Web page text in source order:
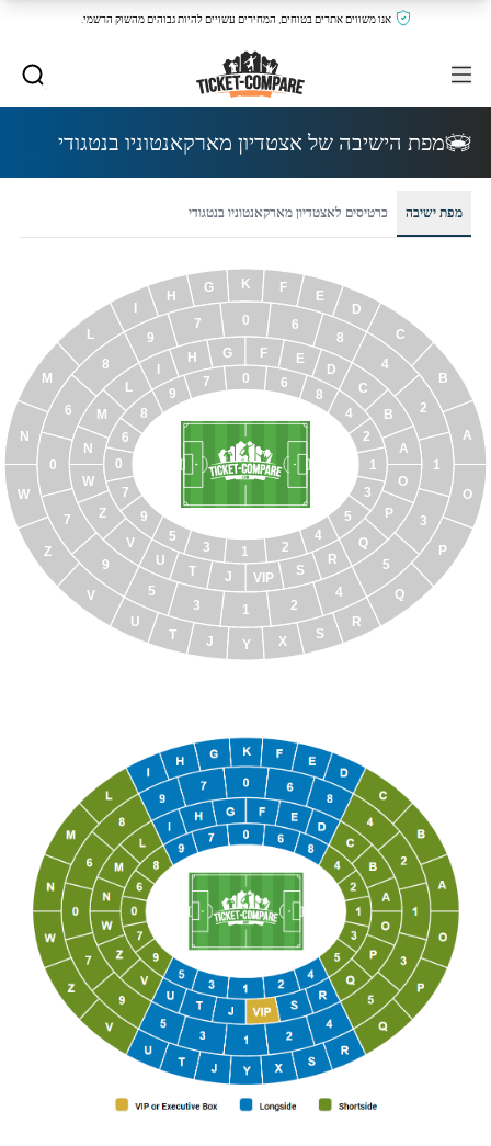
אנו משווים אתרים בטוחים, המחירים עשויים להיות גבוהים מהשוק הרשמי.
מפת הישיבה של אצטדיון מארקאנטוניו בנטגודי
מפת ישיבה כרטיסים לאצטדיון מארקאנטוניו בנטגודי
0 6
7
8
9
0 6
7
8
9
H G F E
D
H
G F
K
E
D
1 2
3
4
5
1 2
3
4
5
R
S
VIP
J
T
U
R
S
X
Y
J
T
U
9
7
0
6
8
9
7
0
6
8
L
M
N
W
Z
V
V
Z
W
N
M
L
5
3
1
2
4
5
3
1
2
4
A
B
C
O
P
Q
A
B
C
O
P
Q